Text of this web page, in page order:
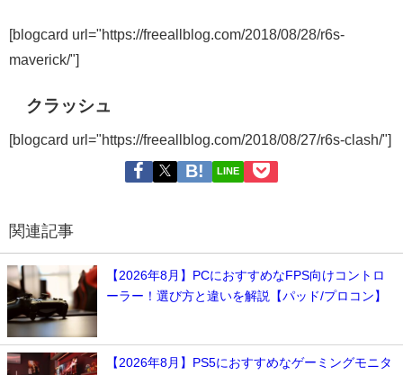
[blogcard url="https://freeallblog.com/2018/08/28/r6s-
maverick/"]
クラッシュ
[blogcard url="https://freeallblog.com/2018/08/27/r6s-clash/"]
LINE
関連記事
【2026年8月】PCにおすすめなFPS向けコントロ
ーラー！選び方と違いを解説【パッド/プロコン】
【2026年8月】PS5におすすめなゲーミングモニタ